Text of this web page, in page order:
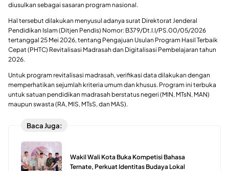
diusulkan sebagai sasaran program nasional.
Hal tersebut dilakukan menyusul adanya surat Direktorat Jenderal
Pendidikan Islam (Ditjen Pendis) Nomor: B379/Dt.I.I/PS.00/05/2026
tertanggal 25 Mei 2026, tentang Pengajuan Usulan Program Hasil Terbaik
Cepat (PHTC) Revitalisasi Madrasah dan Digitalisasi Pembelajaran tahun
2026.
Untuk program revitalisasi madrasah, verifikasi data dilakukan dengan
memperhatikan sejumlah kriteria umum dan khusus. Program ini terbuka
untuk satuan pendidikan madrasah berstatus negeri (MIN, MTsN, MAN)
maupun swasta (RA, MIS, MTsS, dan MAS).
Baca Juga:
Wakil Wali Kota Buka Kompetisi Bahasa
Ternate, Perkuat Identitas Budaya Lokal